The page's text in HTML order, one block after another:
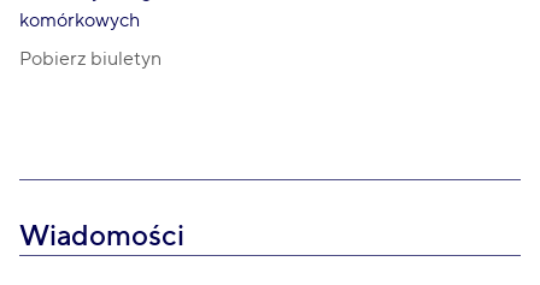
komórkowych
Pobierz biuletyn
Wiadomości